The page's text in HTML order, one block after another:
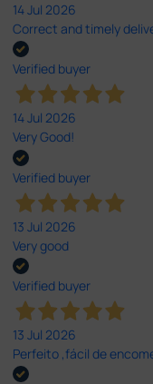
14 Jul 2026
Correct and timely
Verified buyer
14 Jul 2026
Very Good!
Verified buyer
13 Jul 2026
Very good
Verified buyer
13 Jul 2026
Perfeito ,fácil de